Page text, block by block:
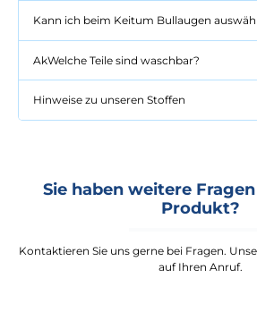
Kann ich beim Keitum Bullaugen
AkWelche Teile sind waschbar?
Hinweise zu unseren Stoffen
Sie haben weitere
Produkt?
Kontaktieren Sie uns gerne bei Fragen.
auf Ihren Anruf.